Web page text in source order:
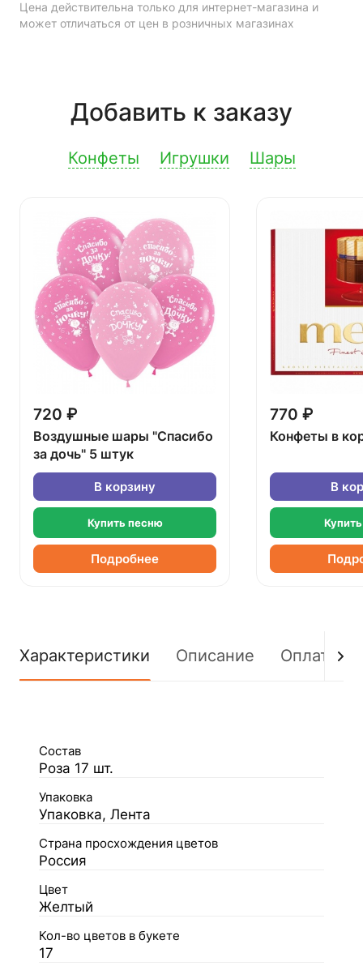
Цена действительна только для интернет-магазина и
может отличаться от цен в розничных магазинах
Добавить к заказу
Конфеты Игрушки Шары
720 ₽
Воздушные шары "Спасибо
за дочь" 5 штук
В корзину
Купить песню
Подробнее
770 ₽
Конфеты в
В
Характеристики Описание Оплата
Состав
Роза 17 шт.
Упаковка
Упаковка, Лента
Страна просхождения цветов
Россия
Цвет
Желтый
Кол-во цветов в букете
17